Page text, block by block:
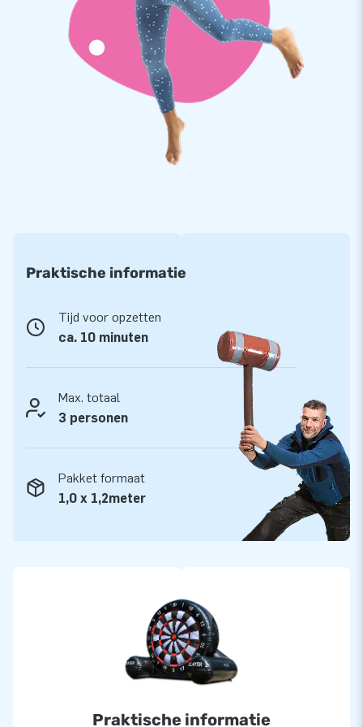
zodat je meteen kan beginnen. Alles compleet voor een
mooie beleving.
Kwaliteit en garantie
JB kussens zijn op meerdere punten verstevigd en
meervoudig gestikt en zijn gemaakt van sterk, hoge kwaliteit
PVC. Ze zijn daardoor duurzaam en eenvoudig schoon te
houden. De attractie wordt tevens door JB geleverd met 5
Meer dan 15.000 klanten kozen ook voor JB
JB laat al meer dan 15 jaar mensen wereldwijd een gat in de
lucht te springen.
Vaak letterlijk. Ons team van designers, ontwikkelaars en
logistiek medewerkers leveren unieke opblaasattracties op
grootse wijze! Klanten zijn verzekerd van onze professionele
service en levering. Zij noemen ons ook wel creators of
Praktische informatie
Tijd voor opzetten
ca. 10 minuten
Max. totaal
3 personen
Pakket formaat
1,0 x 1,2meter
Praktische informatie